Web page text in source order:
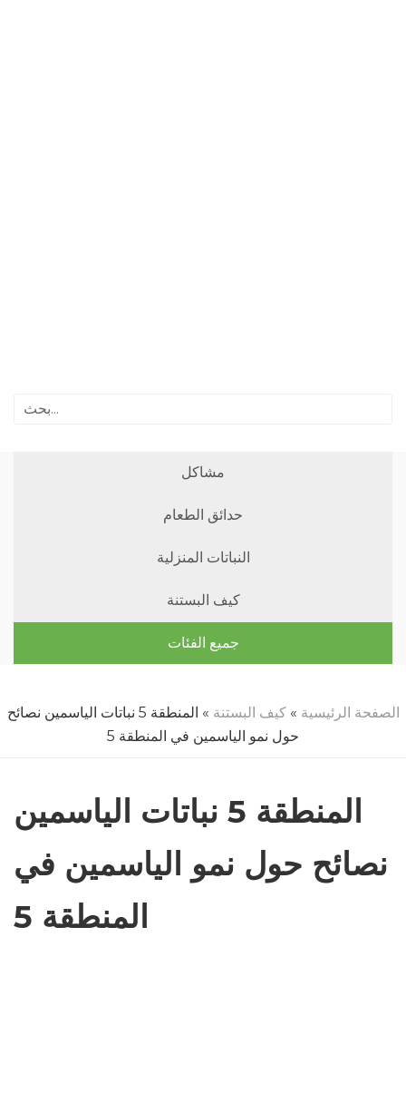
مشاكل
حدائق الطعام
النباتات المنزلية
كيف البستنة
جميع الفئات
الصفحة الرئيسية »كيف البستنة
» المنطقة 5 نباتات الياسمين نصائح
حول نمو الياسمين في المنطقة 5
المنطقة 5 نباتات الياسمين
نصائح حول نمو الياسمين في
المنطقة 5